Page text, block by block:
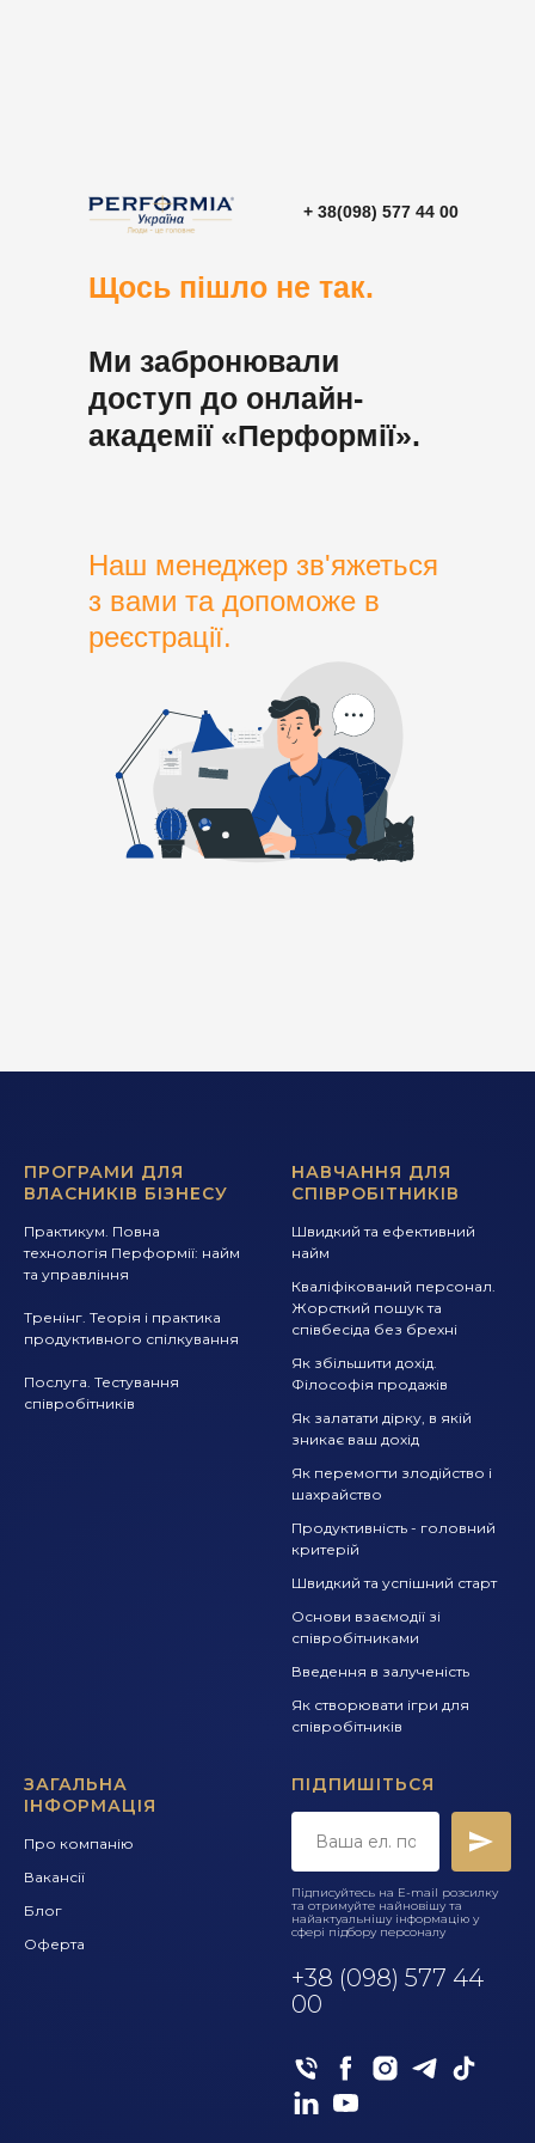
Щось пішло не так.
Ми забронювали
доступ до онлайн-
академії «Перформії».
+ 38(098) 577 44 00
Наш менеджер зв'яжеться
з вами та допоможе в
реєстрації.
ПРОГРАМИ ДЛЯ
ВЛАСНИКІВ БІЗНЕСУ
Практикум. Повна
технологія Перформії: найм
та управління
Тренінг. Теорія і практика
продуктивного спілкування
Послуга. Тестування
співробітників
НАВЧАННЯ ДЛЯ
СПІВРОБІТНИКІВ
Швидкий та ефективний
найм
Кваліфікований персонал.
Жорсткий пошук та
співбесіда без брехні
Як збільшити дохід.
Філософія продажів
Як залатати дірку, в якій
зникає ваш дохід
Як перемогти злодійство і
шахрайство
Продуктивність - головний
критерій
Швидкий та успішний старт
Основи взаємодії зі
співробітниками
Введення в залученість
Як створювати ігри для
співробітників
ЗАГАЛЬНА
ІНФОРМАЦІЯ
Про компанію
Вакансії
Блог
Оферта
ПІДПИШІТЬСЯ
Підписуйтесь на E-mail розсилку
та отримуйте найновішу та
найактуальнішу інформацію у
сфері підбору персоналу
+38 (098) 577 44
00